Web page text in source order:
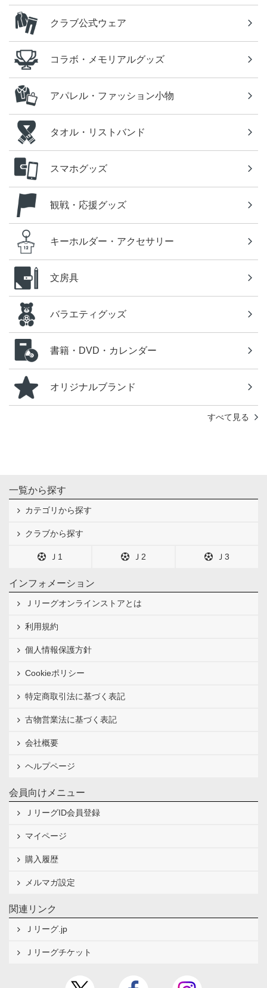
クラブ公式ウェア
コラボ・メモリアルグッズ
アパレル・ファッション小物
タオル・リストバンド
スマホグッズ
観戦・応援グッズ
キーホルダー・アクセサリー
文房具
バラエティグッズ
書籍・DVD・カレンダー
オリジナルブランド
すべて見る
一覧から探す
カテゴリから探す
クラブから探す
Ｊ1 Ｊ2 Ｊ3
インフォメーション
Ｊリーグオンラインストアとは
利用規約
個人情報保護方針
Cookieポリシー
特定商取引法に基づく表記
古物営業法に基づく表記
会社概要
ヘルプページ
会員向けメニュー
ＪリーグID会員登録
マイページ
購入履歴
メルマガ設定
関連リンク
Ｊリーグ.jp
Ｊリーグチケット